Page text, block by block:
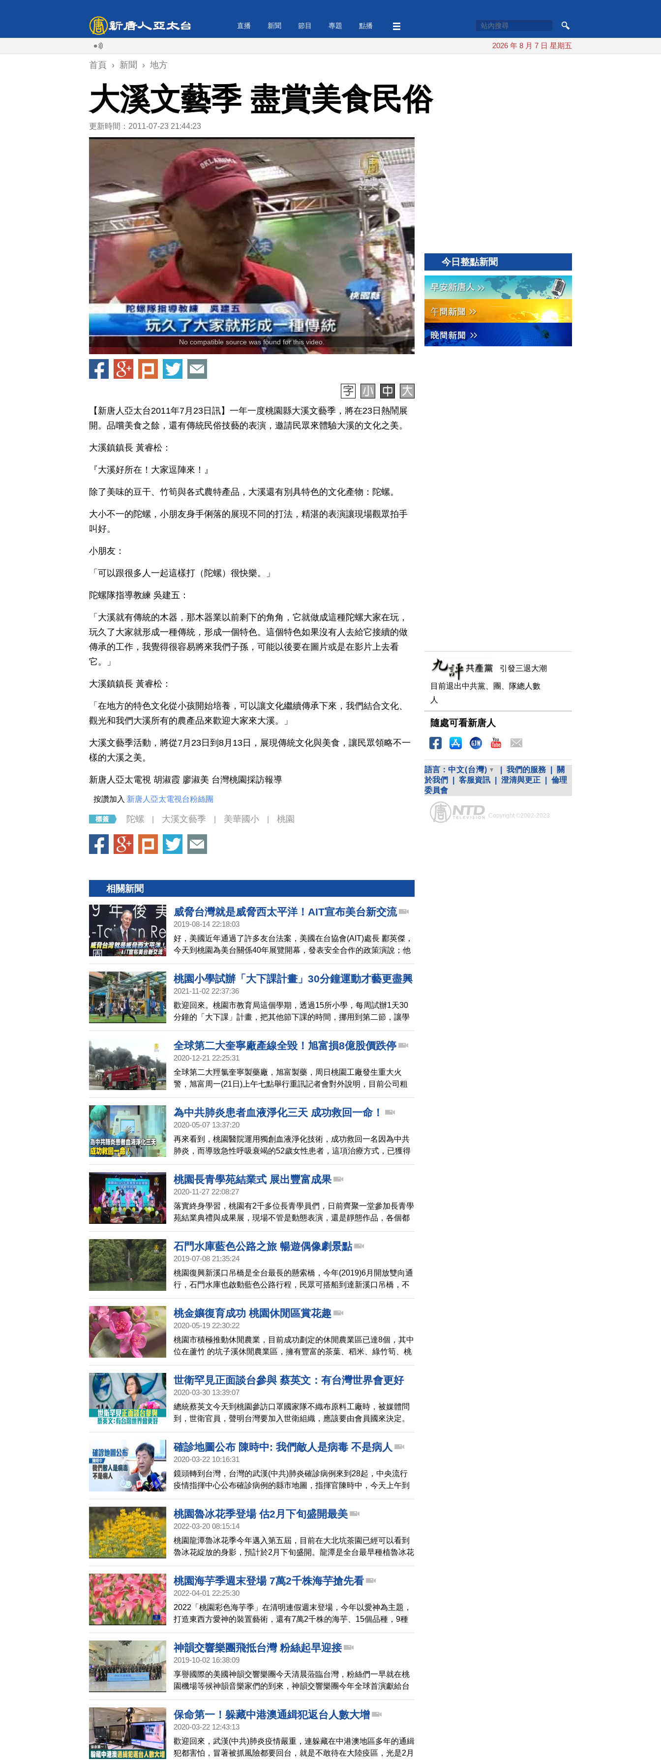
直播 新聞 節目 專題 點播
2026 年 8 月 7 日 星期五
首頁 › 新聞 › 地方
大溪文藝季 盡賞美食民俗
更新時間：2011-07-23 21:44:23
No compatible source was found for this video.
【新唐人亞太台2011年7月23日訊】一年一度桃園縣大溪文藝季，將在23日熱鬧展
開。品嚐美食之餘，還有傳統民俗技藝的表演，邀請民眾來體驗大溪的文化之美。
大溪鎮鎮長 黃睿松：
『大溪好所在！大家逗陣來！』
除了美味的豆干、竹筍與各式農特產品，大溪還有別具特色的文化產物：陀螺。
大小不一的陀螺，小朋友身手俐落的展現不同的打法，精湛的表演讓現場觀眾拍手
叫好。
小朋友：
「可以跟很多人一起這樣打（陀螺）很快樂。」
陀螺隊指導教練 吳建五：
「大溪就有傳統的木器，那木器業以前剩下的角角，它就做成這種陀螺大家在玩，
玩久了大家就形成一種傳統，形成一個特色。這個特色如果沒有人去給它接續的做
傳承的工作，我覺得很容易將來我們子孫，可能以後要在圖片或是在影片上去看
它。」
大溪鎮鎮長 黃睿松：
「在地方的特色文化從小孩開始培養，可以讓文化繼續傳承下來，我們結合文化、
觀光和我們大溪所有的農產品來歡迎大家來大溪。」
大溪文藝季活動，將從7月23日到8月13日，展現傳統文化與美食，讓民眾領略不一
樣的大溪之美。
新唐人亞太電視 胡淑霞 廖淑美 台灣桃園採訪報導
按讚加入 新唐人亞太電視台粉絲團
陀螺 大溪文藝季 美華國小 桃園
相關新聞
威脅台灣就是威脅西太平洋！AIT宣布美台新交流
2019-08-14 22:18:03
好，美國近年通過了許多友台法案，美國在台協會(AIT)處長 酈英傑，
今天到桃園為美台關係40年展覽開幕，發表安全合作的政策演說；他
提到台灣面臨的軍事等威脅，他強調，威脅台灣就是威脅西太平洋，
並宣布新的美台安全交流計畫。
桃園小學試辦「大下課計畫」30分鐘運動才藝更盡興
2021-11-02 22:37:36
歡迎回來。桃園市教育局這個學期，透過15所小學，每周試辦1天30
分鐘的「大下課」計畫，把其他節下課的時間，挪用到第二節，讓學
生有更多下課時間，展開特色活動，像是有學校安排巧固球，有的學
校安排機器人，還有校園把呼拉圈當成下課活動，相當有創意。
全球第二大奎寧廠產線全毀！旭富損8億股價跌停
2020-12-21 22:25:31
全球第二大羥氯奎寧製藥廠，旭富製藥，周日桃園工廠發生重大火
警，旭富周一(21日)上午七點舉行重訊記者會對外說明，目前公司粗
估火災損失達新台幣8億元，雖然可以獲得保險理賠，不過生產線確定
全毀，訂單受到影響下，旭富周一上午一開盤，股價跌停，相關賠償
損失，還有復工進度，還需要進一步確認。
為中共肺炎患者血液淨化三天 成功救回一命！
2020-05-07 13:37:20
再來看到，桃園醫院運用獨創血液淨化技術，成功救回一名因為中共
肺炎，而導致急性呼吸衰竭的52歲女性患者，這項治療方式，已獲得
國際期刊正式接受，成為全球首例，也是台灣之光。
桃園長青學苑結業式 展出豐富成果
2020-11-27 22:08:27
落實終身學習，桃園有2千多位長青學員們，日前齊聚一堂參加長青學
苑結業典禮與成果展，現場不管是動態表演，還是靜態作品，各個都
體現出「活到老、學到老」的長者風範。帶您一起去看看。
石門水庫藍色公路之旅 暢遊偶像劇景點
2019-07-08 21:35:24
桃園復興新溪口吊橋是全台最長的懸索橋，今年(2019)6月開放雙向通
行，石門水庫也啟動藍色公路行程，民眾可搭船到達新溪口吊橋，不
需經台七線塞車之苦，又可欣賞湖光山色的景緻。
桃金孃復育成功 桃園休閒區賞花趣
2020-05-19 22:30:22
桃園市積極推動休閒農業，目前成功劃定的休閒農業區已達8個，其中
位在蘆竹 的坑子溪休閒農業區，擁有豐富的茶葉、稻米、綠竹筍、桃
金孃等特色農產，也結合桃園市「一休區一花卉」的政策，將「桃金
孃」作為形象花卉。目前正逢開花季節，帶您一起去賞花。
世衛罕見正面談台參與 蔡英文：有台灣世界會更好
2020-03-30 13:39:07
總統蔡英文今天到桃園參訪口罩國家隊不織布原料工廠時，被媒體問
到，世衛官員，聲明台灣要加入世衛組織，應該要由會員國來決定。
蔡英文表示，對全世界來講有台灣參與，醫療體系會更好。
確診地圖公布 陳時中: 我們敵人是病毒 不是病人
2020-03-22 10:16:31
鏡頭轉到台灣，台灣的武漢(中共)肺炎確診病例來到28起，中央流行
疫情指揮中心公布確診病例的縣市地圖，指揮官陳時中，今天上午到
桃園聽取防疫準備工作。陳時中說，希望中央跟地方密切合作，並
說，我們共同的敵人不是病人，是病毒。
桃園魯冰花季登場 估2月下旬盛開最美
2022-03-20 08:15:14
桃園龍潭魯冰花季今年邁入第五屆，目前在大北坑茶園已經可以看到
魯冰花綻放的身影，預計於2月下旬盛開。龍潭是全台最早種植魯冰花
的地區，有近15公頃的金黃魯冰花，分布於大北坑休閒農業區及和窯
文創園區的茶園間，民眾可以把握時間到龍潭食茶賞花。
桃園海芋季週末登場 7萬2千株海芋搶先看
2022-04-01 22:25:30
2022「桃園彩色海芋季」在清明連假週末登場，今年以愛神為主題，
打造東西方愛神的裝置藝術，還有7萬2千株的海芋、15個品種，9種
顏色，搭配2萬株百合、香水百合等花卉，邀請遊客在繽紛花海，感受
芳香浪漫。
神韻交響樂團飛抵台灣 粉絲起早迎接
2019-10-02 16:38:09
享譽國際的美國神韻交響樂團今天清晨蒞臨台灣，粉絲們一早就在桃
園機場等候神韻音樂家們的到來，神韻交響樂團今年全球首演獻給台
灣，觀眾們感謝純善純美，正面能量的演出。
保命第一！躲藏中港澳通緝犯返台人數大增
2020-03-22 12:43:13
歡迎回來，武漢(中共)肺炎疫情嚴重，連躲藏在中港澳地區多年的通緝
犯都害怕，冒著被抓風險都要回台，就是不敢待在大陸疫區，光是2月
今日整點新聞
引發三退大潮
目前退出中共黨、團、隊總人數
人
隨處可看新唐人
語言： 中文(台灣) 我們的服務
關
於我們
客服資訊 澄清與更正
倫理
委員會
Copyright ©2002-2023